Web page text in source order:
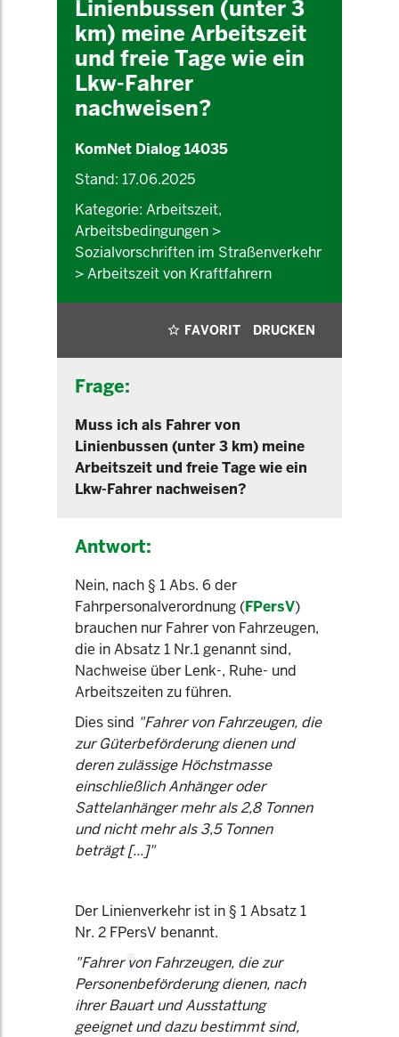
Linienbussen (unter 3
km) meine Arbeitszeit
und freie Tage wie ein
Lkw-Fahrer
nachweisen?
KomNet Dialog 14035
Stand: 17.06.2025
Kategorie: Arbeitszeit,
Arbeitsbedingungen >
Sozialvorschriften im Straßenverkehr
> Arbeitszeit von Kraftfahrern
FAVORIT DRUCKEN
Frage:
Muss ich als Fahrer von
Linienbussen (unter 3 km) meine
Arbeitszeit und freie Tage wie ein
Lkw-Fahrer nachweisen?
Antwort:
Nein, nach § 1 Abs. 6 der
Fahrpersonalverordnung (FPersV)
brauchen nur Fahrer von Fahrzeugen,
die in Absatz 1 Nr.1 genannt sind,
Nachweise über Lenk-, Ruhe- und
Arbeitszeiten zu führen.
Dies sind "Fahrer von Fahrzeugen, die
zur Güterbeförderung dienen und
deren zulässige Höchstmasse
einschließlich Anhänger oder
Sattelanhänger mehr als 2,8 Tonnen
und nicht mehr als 3,5 Tonnen
beträgt [...]"
Der Linienverkehr ist in § 1 Absatz 1
Nr. 2 FPersV benannt.
"Fahrervon Fahrzeugen, die zur
Personenbeförderung dienen, nach
ihrer Bauart und Ausstattung
geeignet und dazu bestimmt sind,